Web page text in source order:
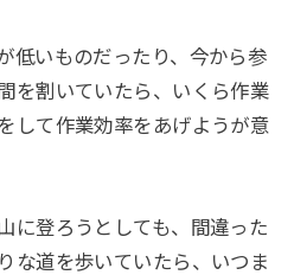
低いものだったり、今から参
を割いていたら、いくら作業
して作業効率をあげようが意
に登ろうとしても、間違った
な道を歩いていたら、いつま